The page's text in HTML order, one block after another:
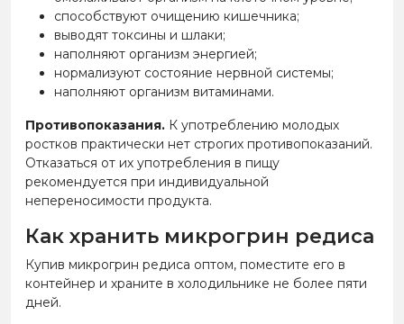
способствуют очищению кишечника;
выводят токсины и шлаки;
наполняют организм энергией;
нормализуют состояние нервной системы;
наполняют организм витаминами.
Противопоказания. К употреблению молодых
ростков практически нет строгих противопоказаний.
Отказаться от их употребления в пищу
рекомендуется при индивидуальной
непереносимости продукта.
Как хранить микрогрин редиса
Купив микрогрин редиса оптом, поместите его в
контейнер и храните в холодильнике не более пяти
дней.